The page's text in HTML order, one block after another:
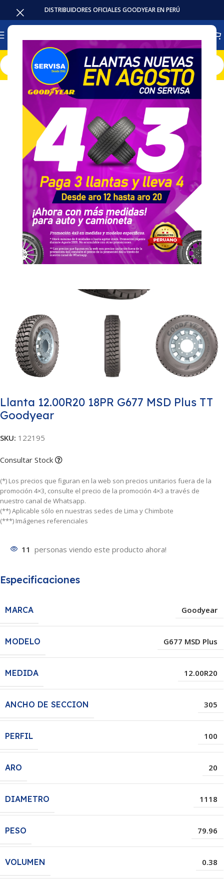
DISTRIBUIDORES OFICIALES GOODYEAR EN PERÚ
Inicio Llantas Camion
Llanta 12.00R20 18PR G677 MSD Plus TT
Goodyear
SKU: 122195
Consultar Stock
(*) Los precios que figuran en la web son precios unitarios fuera de la
promoción 4×3, consulte el precio de la promoción 4×3 a través de
nuestro canal de Whatsapp.
(**) Aplicable sólo en nuestras sedes de Lima y Chimbote
(***) Imágenes referenciales
11 personas viendo este producto ahora!
Especificaciones
MARCA Goodyear
MODELO G677 MSD Plus
MEDIDA 12.00R20
ANCHO DE SECCION 305
PERFIL 100
ARO 20
DIAMETRO 1118
PESO 79.96
VOLUMEN 0.38